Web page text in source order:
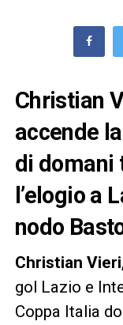
Christian
accende
di domani
l’elogio a
nodo
Christian Vieri
gol Lazio e
Coppa Italia